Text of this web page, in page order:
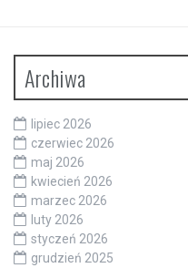
Archiwa
lipiec 2026
czerwiec 2026
maj 2026
kwiecień 2026
marzec 2026
luty 2026
styczeń 2026
grudzień 2025